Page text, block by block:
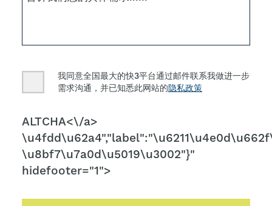
Consent
我同意全国最大的快3平台通过邮件联系我做进一步
需求沟通，并已知悉此网站的隐私政策
CAPTCHA
ALTCHA<\/a>
\u8bf7\u7a0d\u5019\u3002"}"
hidefooter="1">